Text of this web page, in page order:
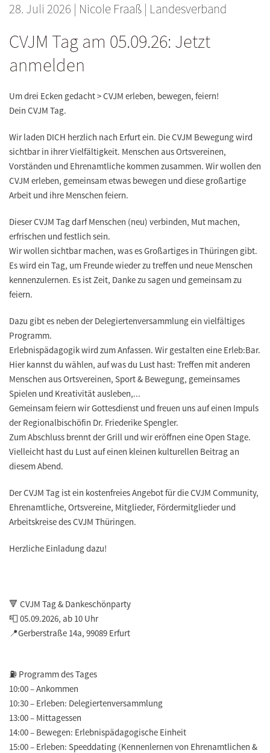
28. Juli 2026 | Nicole Fraaß | Landesverband
CVJM Tag am 05.09.26: Jetzt
anmelden
Um drei Ecken gedacht > CVJM erleben, bewegen, feiern!
Dein CVJM Tag.
Wir laden DICH herzlich nach Erfurt ein. Die CVJM Bewegung wird
sichtbar in ihrer Vielfältigkeit. Menschen aus Ortsvereinen,
Vorständen und Ehrenamtliche kommen zusammen. Wir wollen den
CVJM erleben, gemeinsam etwas bewegen und diese großartige
Arbeit und ihre Menschen feiern.
Dieser CVJM Tag darf Menschen (neu) verbinden, Mut machen,
erfrischen und festlich sein.
Wir wollen sichtbar machen, was es Großartiges in Thüringen gibt.
Es wird ein Tag, um Freunde wieder zu treffen und neue Menschen
kennenzulernen. Es ist Zeit, Danke zu sagen und gemeinsam zu
feiern.
Dazu gibt es neben der Delegiertenversammlung ein vielfältiges
Programm.
Erlebnispädagogik wird zum Anfassen. Wir gestalten eine Erleb:Bar.
Hier kannst du wählen, auf was du Lust hast: Treffen mit anderen
Menschen aus Ortsvereinen, Sport & Bewegung, gemeinsames
Spielen und Kreativität ausleben,...
Gemeinsam feiern wir Gottesdienst und freuen uns auf einen Impuls
der Regionalbischöfin Dr. Friederike Spengler.
Zum Abschluss brennt der Grill und wir eröffnen eine Open Stage.
Vielleicht hast du Lust auf einen kleinen kulturellen Beitrag an
diesem Abend.
Der CVJM Tag ist ein kostenfreies Angebot für die CVJM Community,
Ehrenamtliche, Ortsvereine, Mitglieder, Fördermitglieder und
Arbeitskreise des CVJM Thüringen.
Herzliche Einladung dazu!
🔻 CVJM Tag & Dankeschönparty
📮 05.09.2026, ab 10 Uhr
📍Gerberstraße 14a, 99089 Erfurt
⛽️ Programm des Tages
10:00 – Ankommen
10:30 – Erleben: Delegiertenversammlung
13:00 – Mittagessen
14:00 – Bewegen: Erlebnispädagogische Einheit
15:00 – Erleben: Speeddating (Kennenlernen von Ehrenamtlichen &